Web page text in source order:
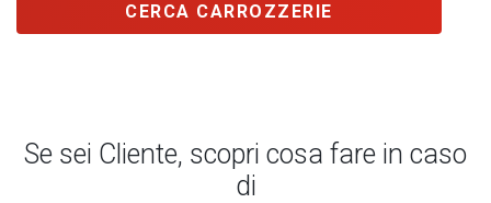
CERCA CARROZZERIE
Se sei Cliente, scopri cosa fare in caso
di